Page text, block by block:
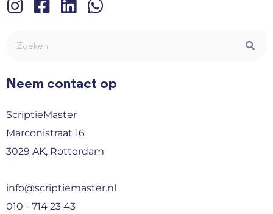
Neem contact op
ScriptieMaster
Marconistraat 16
3029 AK, Rotterdam
info@scriptiemaster.nl
010 - 714 23 43